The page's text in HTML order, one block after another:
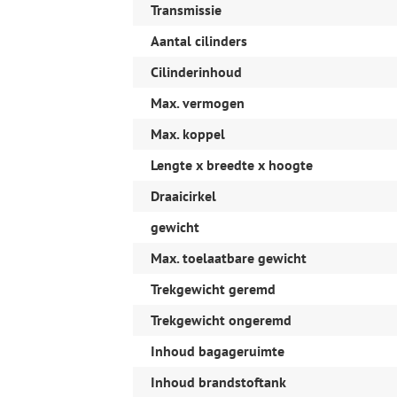
bijbehorende foto's.
Alle moeite is genomen om de informatie
Aan de inhoud van deze website kunnen
Wij adverteren met een vaste scherpe
meer informatie over onze occasions
langs in onze showroom aan de Dieze 36 te
Transmissie
Aantal cilinders
Cilinderinhoud
Max. vermogen
Max. koppel
Lengte x breedte x hoogte
Draaicirkel
gewicht
Max. toelaatbare gewicht
Trekgewicht geremd
Trekgewicht ongeremd
Inhoud bagageruimte
Inhoud brandstoftank